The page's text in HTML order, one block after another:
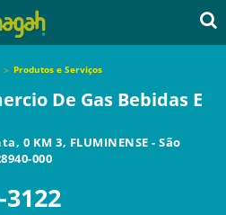
Produtos e Serviços
De Gas Bebidas E
0 KM 3, FLUMINENSE - São
000
3122